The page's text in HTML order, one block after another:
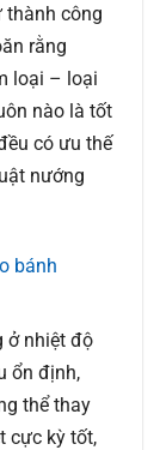
thành công
rằng
loại – loại
nào là tốt
có ưu thế
nướng
bánh
ở nhiệt độ
ổn định,
thể thay
cực kỳ tốt,